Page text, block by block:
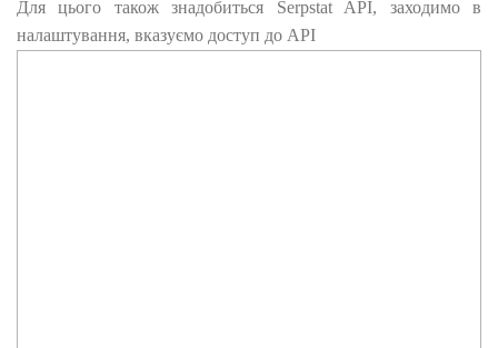
Для цього також знадобиться Serpstat API, заходимо в
налаштування, вказуємо доступ до API